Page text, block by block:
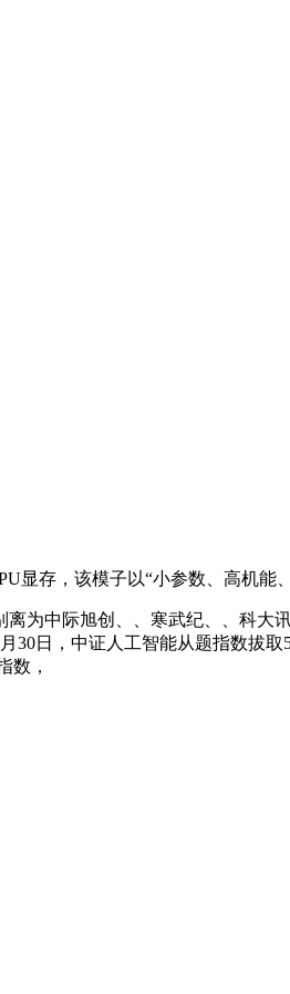
存，该模子以“小参数、高机能、
中际旭创、、寒武纪、、科大
30日，中证人工智能从题指数
数，